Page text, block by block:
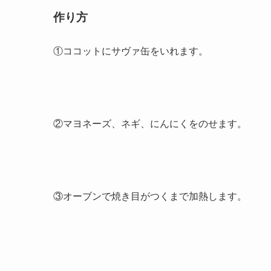
作り方
①ココットにサヴァ缶をいれます。
②マヨネーズ、ネギ、にんにくをのせます。
③オーブンで焼き目がつくまで加熱します。